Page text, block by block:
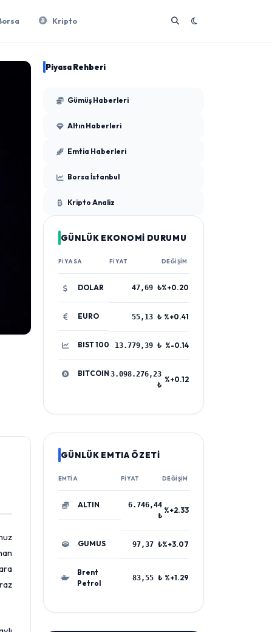
Kripto
Piyasa Rehberi
Gümüş Haberleri
Altın Haberleri
Emtia Haberleri
Borsa İstanbul
Kripto Analiz
GÜNLÜK EKONOMİ DURUMU
PIYASA FIYAT DEĞIŞIM
DOLAR 47,69 ₺%+0.20
EURO 55,13 ₺ %+0.41
BIST 100 13.779,39 ₺ %-0.14
BITCOIN 3.098.276,23
₺
%+0.12
GÜNLÜK EMTIA ÖZETİ
EMTIA FIYAT DEĞIŞIM
ALTIN
6.746,44
₺
%+2.33
GUMUS 97,37 ₺%+3.07
Brent
Petrol
83,55 ₺ %+1.29